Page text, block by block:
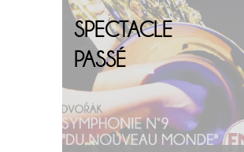
SPECTACLE
PASSÉ